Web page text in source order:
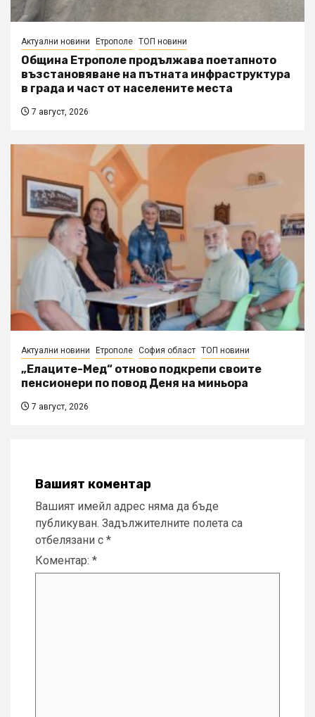
Актуални новини Етрополе ТОП новини
Община Етрополе продължава поетапното
възстановяване на пътната инфраструктура
в града и част от населените места
7 август, 2026
Актуални новини Етрополе София област ТОП новини
„Елаците-Мед“ отново подкрепи своите
пенсионери по повод Деня на миньора
7 август, 2026
Вашият коментар
Вашият имейл адрес няма да бъде
публикуван. Задължителните полета са
отбелязани с *
Коментар: *